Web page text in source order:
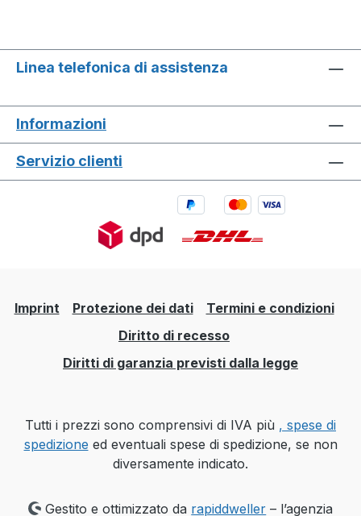
Linea telefonica di assistenza
Informazioni
Servizio clienti
Imprint Protezione dei dati
Termini e condizioni
Diritto di recesso
Diritti di garanzia previsti dalla legge
Tutti i prezzi sono comprensivi di IVA più , spese di
spedizione ed eventuali spese di spedizione, se non
diversamente indicato.
Gestito e ottimizzato da rapiddweller – l’agenzia